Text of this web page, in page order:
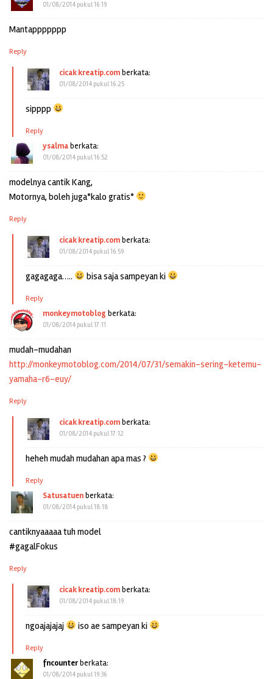
01/08/2014 pukul 16:19
Mantappppppp
Reply
cicak kreatip.comberkata:
01/08/2014 pukul 16:25
sipppp
Reply
ysalmaberkata:
01/08/2014 pukul 16:52
modelnya cantik Kang,
Motornya, boleh juga*kalo gratis*
Reply
cicak kreatip.comberkata:
01/08/2014 pukul 16:59
gagagaga….. bisa saja sampeyan ki
Reply
monkeymotoblog berkata:
01/08/2014 pukul 17:11
mudah-mudahan
http://monkeymotoblog.com/2014/07/31/semakin-sering-ketemu-
yamaha-r6-euy/
Reply
cicak kreatip.comberkata:
01/08/2014 pukul 17:12
heheh mudah mudahan apa mas ?
Reply
Satusatuenberkata:
01/08/2014 pukul 18:18
cantiknyaaaaa tuh model
#gagalFokus
Reply
cicak kreatip.comberkata:
01/08/2014 pukul 18:19
ngoajajajaj iso ae sampeyan ki
Reply
fncounterberkata:
01/08/2014 pukul 19:36